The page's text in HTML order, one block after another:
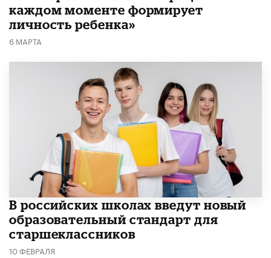
каждом моменте формирует
личность ребенка»
6 МАРТА
В российских школах введут новый
образовательный стандарт для
старшеклассников
10 ФЕВРАЛЯ